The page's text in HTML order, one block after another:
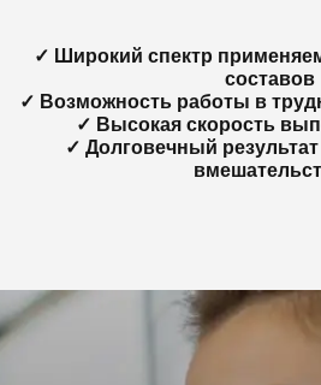
✓ Широкий спектр
составов
✓ Возможность работы в
✓ Высокая скорость
✓ Долговечный